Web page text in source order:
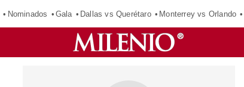
Nominados Gala Dallas vs Querétaro Monterrey vs Orlando